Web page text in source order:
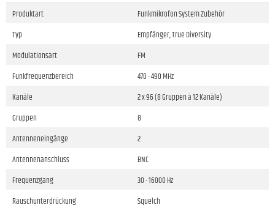
Produktart
Funkmikrofon System Zubehör
Typ
Empfänger, True Diversity
Modulationsart
FM
Funkfrequenzbereich
470 - 490 MHz
Kanäle
2 x 96 (8 Gruppen à 12 Kanäle)
Gruppen
8
Antenneneingänge
2
Antennenanschluss
BNC
Frequenzgang
30 - 16000 Hz
Rauschunterdrückung
Squelch